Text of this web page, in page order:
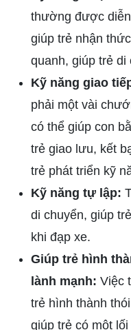
thường được
giúp trẻ nhận
quanh, giúp trẻ di
Kỹ năng giao
phải một vài
có thể giúp con
trẻ giao lưu, kết
trẻ phát triển kỹ
Kỹ năng tự lập:
di chuyển, giúp
khi đạp xe.
Giúp trẻ hình
lành mạnh: Việc
trẻ hình thành
giúp trẻ có một